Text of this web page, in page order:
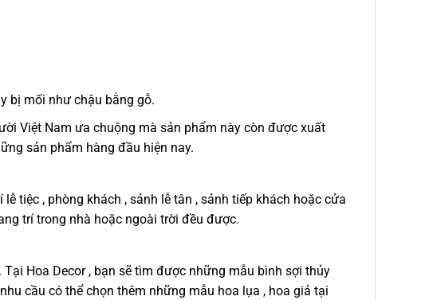
bị mối như chậu bằng gỗ.
Việt Nam ưa chuộng mà sản phẩm này còn được xuất
sản phẩm hàng đầu hiện nay.
tiệc , phòng khách , sảnh lễ tân , sảnh tiếp khách hoặc cửa
trí trong nhà hoặc ngoài trời đều được.
Hoa Decor , bạn sẽ tìm được những mẫu bình sợi thủy
cầu có thể chọn thêm những mẫu hoa lụa , hoa giả tại